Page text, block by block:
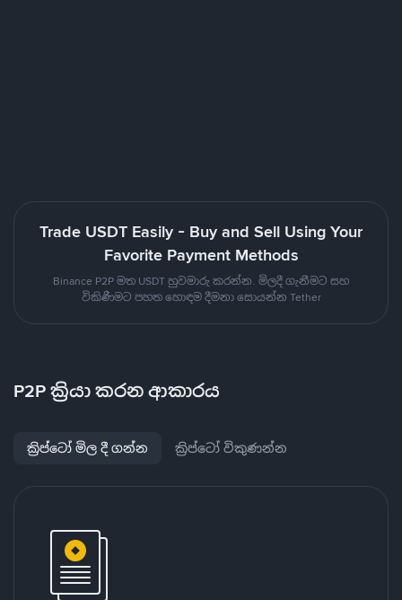
Trade USDT Easily - Buy and Sell Using Your
Favorite Payment Methods
Binance P2P මත USDT හුවමාරු කරන්න. මිලදී ගැනීමට සහ
විකිණීමට පහත හොඳම දීමනා සොයන්න Tether
P2P ක්‍රියා කරන ආකාරය
ක්‍රිප්ටෝ මිල දී ගන්න ක්‍රිප්ටෝ විකුණන්න